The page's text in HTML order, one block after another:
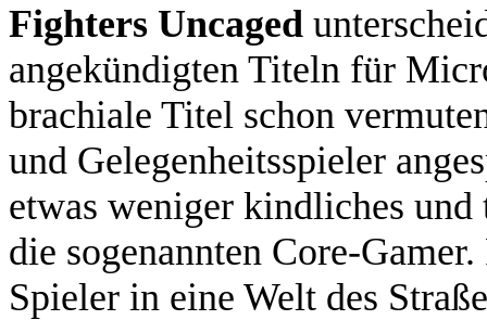
Fighters Uncaged
angekündigten Titeln für
brachiale Titel schon
und Gelegenheitsspieler
etwas weniger kindliches und
die sogenannten Core-
Spieler in eine Welt des